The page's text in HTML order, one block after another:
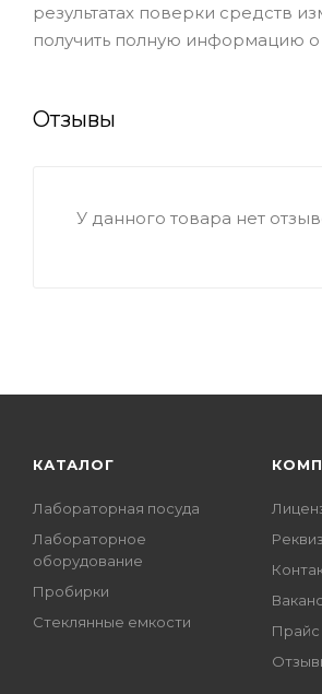
результатах поверки средств
получить полную информацию
Отзывы
У данного товара нет
КАТАЛОГ
Лабораторная посуда
Лабораторное
оборудование
Пробирки
Стеклянные емкости
Прайс